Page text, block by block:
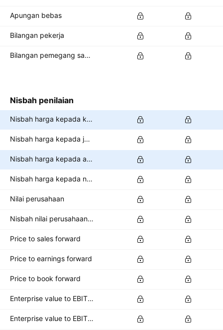
Apungan bebas
Bilangan pekerja
Bilangan pemegang saham
Nisbah penilaian
Nisbah harga kepada keuntungan
Nisbah harga kepada jualan
Nisbah harga kepada aliran tunai
Nisbah harga kepada nilai buku
Nilai perusahaan
Nisbah nilai perusahaan kepada EBITDA
Price to sales forward
Price to earnings forward
Price to book forward
Enterprise value to EBITDA forward
Enterprise value to EBIT forward